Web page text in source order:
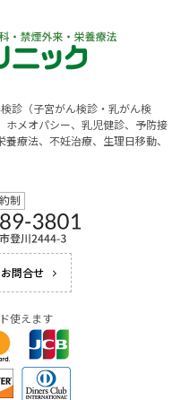
診（子宮がん検診・乳がん検
ホメオパシー、乳児健診、予防接
療法、不妊治療、生理日移動、
お問合せ
使えます